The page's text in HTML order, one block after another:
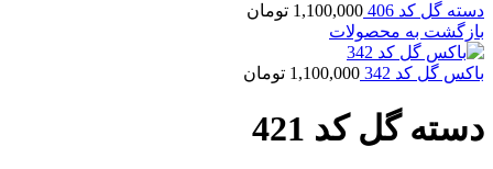
دسته گل کد 406 1,100,000 تومان
بازگشت به محصولات
باکس گل کد 342 1,100,000 تومان
دسته گل کد 421